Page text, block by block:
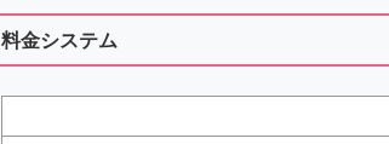
料金システム